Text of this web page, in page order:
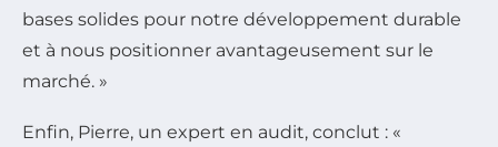
bases solides pour notre développement durable
et à nous positionner avantageusement sur le
marché. »
Enfin, Pierre, un expert en audit, conclut : «